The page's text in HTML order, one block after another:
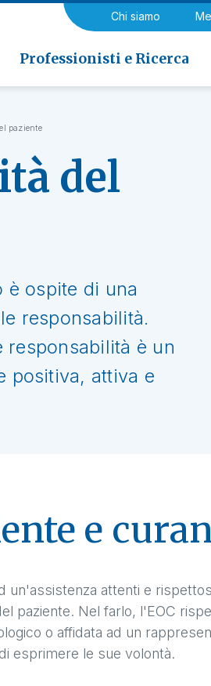
Chi siamo
Professionisti e Ricerca
Medicina riabilitativa
Neurologia e Neurochirurgia
paziente
del
è ospite di una
responsabilità.
è un
positiva, attiva e
e
un'assistenza attenti e
paziente. Nel farlo, l'EOC
o affidata ad un
esprimere le sue volontà.